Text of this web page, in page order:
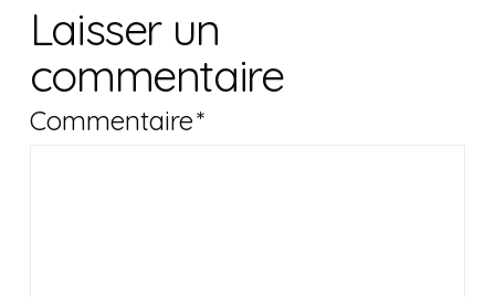
Laisser un
commentaire
Commentaire*